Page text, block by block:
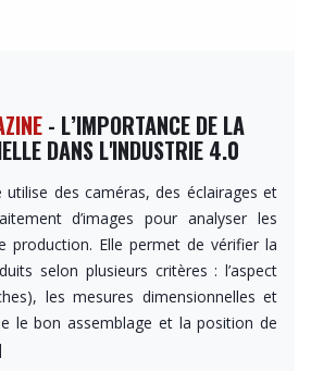
- L’IMPORTANCE DE LA
DANS L'INDUSTRIE 4.0
utilise des caméras, des éclairages et
d’images pour analyser les
production. Elle permet de vérifier la
selon plusieurs critères : l’aspect
les mesures dimensionnelles et
le bon assemblage et la position de